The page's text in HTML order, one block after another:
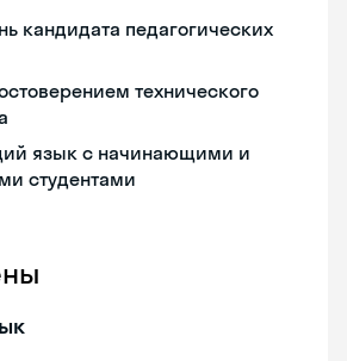
кандидата педагогических
технического
язык с начинающими и
студентами